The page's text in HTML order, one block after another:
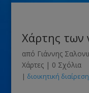
Χάρτης των
από Γιάννης
Χάρτες| 0 Σχόλια
| διοικητική διαίρεση